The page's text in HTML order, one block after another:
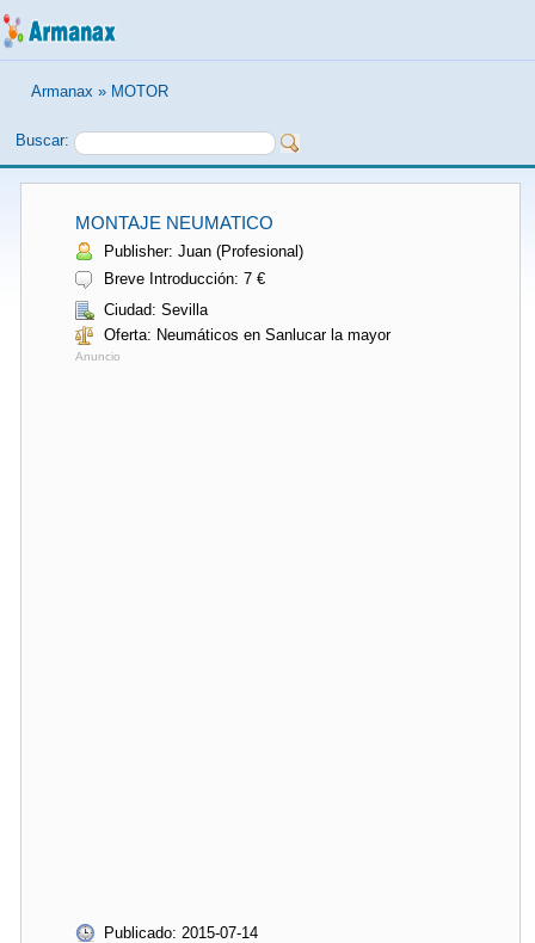
Armanax » MOTOR
Buscar:
MONTAJE NEUMATICO
Publisher: Juan (Profesional)
Breve Introducción: 7 €
Ciudad: Sevilla
Oferta: Neumáticos en Sanlucar la mayor
Anuncio
Publicado: 2015-07-14